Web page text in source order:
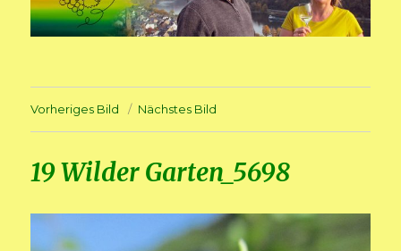
Vorheriges Bild Nächstes Bild
19 Wilder Garten_5698